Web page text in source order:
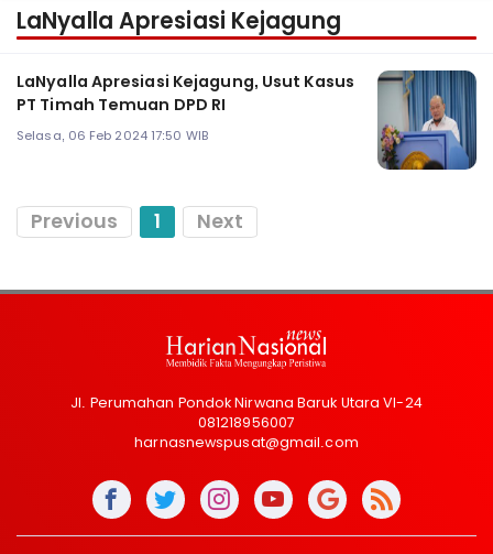
LaNyalla Apresiasi Kejagung
LaNyalla Apresiasi Kejagung, Usut Kasus
PT Timah Temuan DPD RI
Selasa, 06 Feb 2024 17:50 WIB
Previous 1 Next
Jl. Perumahan Pondok Nirwana Baruk Utara VI-24
081218956007
harnasnewspusat@gmail.com